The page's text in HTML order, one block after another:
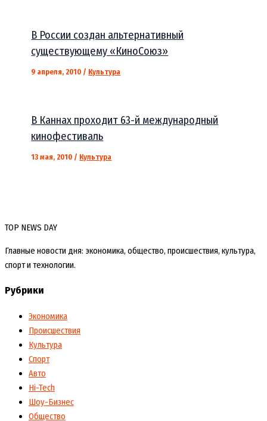
В России создан альтернативный
существующему «КиноСоюз»
9 апреля, 2010 / Культура
В Каннах проходит 63-й международный
кинофестиваль
13 мая, 2010 / Культура
TOP NEWS DAY
Главные новости дня: экономика, общество, происшествия, культура,
спорт и технологии.
Рубрики
Экономика
Происшествия
Культура
Спорт
Авто
Hi-Tech
Шоу-Бизнес
Общество